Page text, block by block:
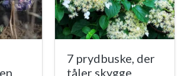
7 prydbuske, der
tåler skygge